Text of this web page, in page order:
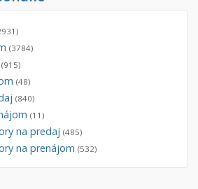
(3784)
(915)
(48)
(840)
(11)
na predaj (485)
na prenájom (532)